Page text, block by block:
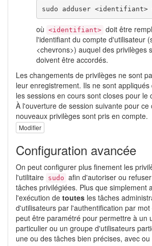
sudo adduser <identifiant>
où <identifiant> doit être
l'identifiant du compte d'utilisateur
<chevrons>) auquel des privilèges
doivent être accordés.
Les changements de privilèges ne sont
leur enregistrement. Ils ne sont
les sessions en cours sont closes pour le
À l'ouverture de session suivante pour ce
nouveaux privilèges sont pris en compte.
Modifier
Configuration avancée
On peut configurer plus finement les
l'utilitaire sudo afin d'autoriser ou
tâches privilégiées. Plus que simplement
l'exécution de toutes les tâches
d'utilisateurs par l'authentification par mot
peut être paramétré pour permettre à un
particulier ou un groupe d'utilisateurs
une ou des tâches bien précises, avec